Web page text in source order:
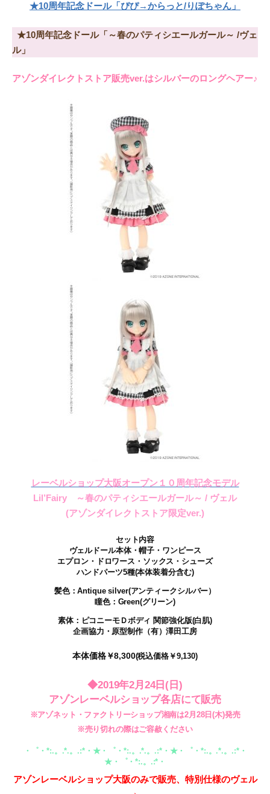
★10周年記念ドール「ぴぴ→からっと/りぽちゃん」
★10周年記念ドール「～春のパティシエールガール～ /ヴェ
ル」
アゾンダイレクトストア販売ver.はシルバーのロングヘアー♪
レーベルショップ大阪オープン１０周年記念モデル
Lil’Fairy ～春のパティシエールガール～ / ヴェル
(アゾンダイレクトストア限定ver.)
セット内容
ヴェルドール本体・帽子・ワンピース
エプロン・ドロワース・ソックス・シューズ
ハンドパーツ5種(本体装着分含む)
髪色：Antique silver(アンティークシルバー）
瞳色：Green(グリーン)
素体：ピコニーモＤボディ 関節強化版(白肌)
企画協力・原型制作（有）澤田工房
本体価格￥8,300(税込価格￥9,130)
◆2019年2月24日(日)
アゾンレーベルショップ各店にて販売
※アゾネット・ファクトリーショップ湘南は2月28日(木)発売
※売り切れの際はご容赦ください
・゜・*:.。.*.。.:*・★・゜・*:.。.*.。.:*・★・゜・*:.。.*.。.:*・
★・゜・*:.。.:*・
アゾンレーベルショップ大阪のみで販売、特別仕様のヴェル